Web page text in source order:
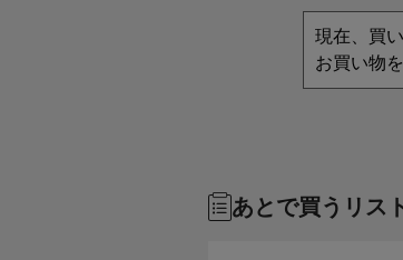
現在、買
お買い物
あとで買うリス